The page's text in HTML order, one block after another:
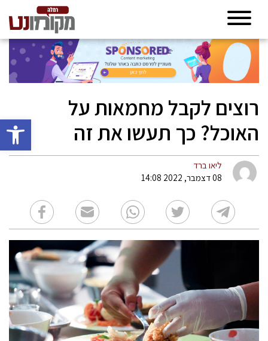
פתח
רוצים לקבל מחמאות על
האוכל? כך תעשו את זה
ליאו ברד
08 דצמבר, 2022 14:08